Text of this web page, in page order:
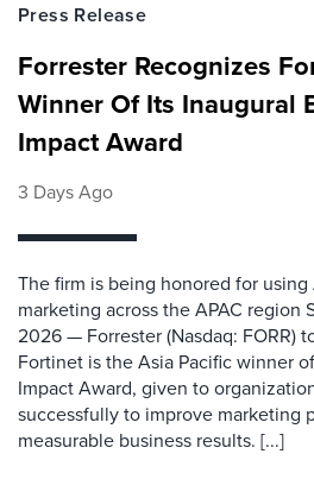
Press Release
Forrester Recognizes
Winner Of Its Inaugural
Impact Award
3 Days Ago
The firm is being honored for using
marketing across the APAC region
2026 — Forrester (Nasdaq: FORR)
Fortinet is the Asia Pacific winner
Impact Award, given to
successfully to improve marketing
measurable business results. [...]